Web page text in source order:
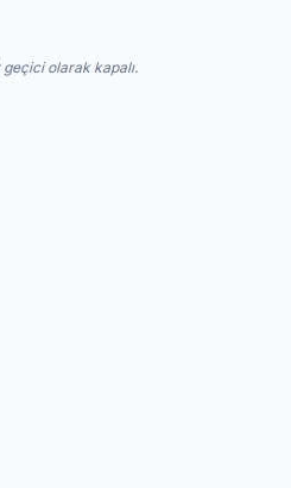
olarak kapalı.